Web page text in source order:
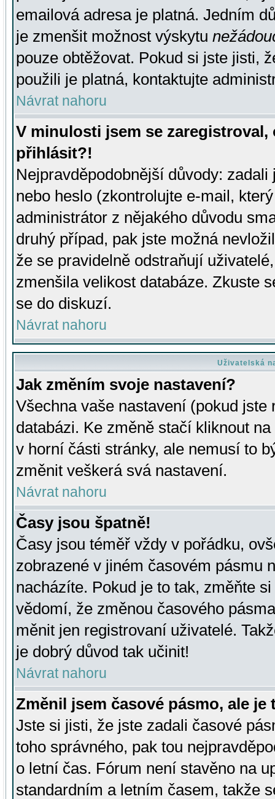
emailová adresa je platná. Jedním
je zmenšit možnost výskytu
pouze obtěžovat. Pokud si jste jisti,
použili je platná, kontaktujte
Návrat nahoru
V minulosti jsem se
přihlásit?!
Nejpravděpodobnější důvody:
nebo heslo (zkontrolujte e-mail,
administrátor z nějakého důvodu
druhý případ, pak jste možná
že se pravidelně odstraňují
zmenšila velikost databáze. Zkuste
se do diskuzí.
Návrat nahoru
Uživatelská
Jak změním svoje nastavení?
Všechna vaše nastavení (pokud
databázi. Ke změně stačí kliknout
v horní části stránky, ale nemusí to
změnit veškerá svá nastavení.
Návrat nahoru
Časy jsou špatně!
Časy jsou téměř vždy v pořádku,
zobrazené v jiném časovém pásmu
nacházíte. Pokud je to tak, změňte
vědomí, že změnou časového
měnit jen registrovaní uživatelé.
je dobrý důvod tak učinit!
Návrat nahoru
Změnil jsem časové pásmo, ale je
Jste si jisti, že jste zadali časové
toho správného, pak tou
o letní čas. Fórum není stavěno na
standardním a letním časem, takže